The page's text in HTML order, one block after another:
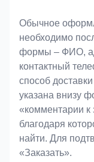
Обычное
необходимо
формы – ФИО,
контактный
способ
указана внизу
«комментарии к
благодаря
найти. Для
«Заказать».